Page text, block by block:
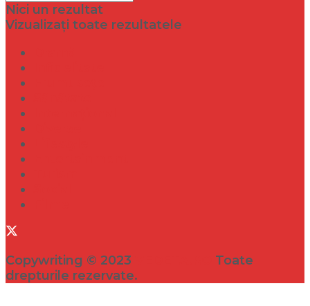
Nici un rezultat
Vizualizați toate rezultatele
Copywriting © 2023
Toate
drepturile rezervate.